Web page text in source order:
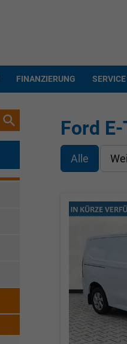
FINANZIERUNG SERVICE
Ford
Alle